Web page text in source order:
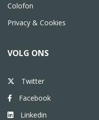
Colofon
Privacy & Cookies
VOLG ONS
Twitter
Facebook
Linkedin